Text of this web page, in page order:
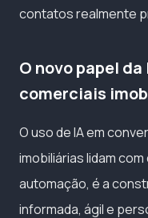
contatos realmente
O novo papel
comerciais
O uso de IA em
imobiliárias lidam
automação, é a
informada, ágil e